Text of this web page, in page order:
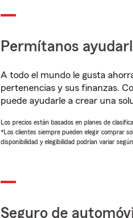
Permítanos
A todo el mundo le gusta
pertenencias y sus finanzas.
puede ayudarle a crear una
Los precios están basados en planes de
*Los clientes siempre pueden elegir comprar
disponibilidad y elegibilidad podrían variar
Seguro de